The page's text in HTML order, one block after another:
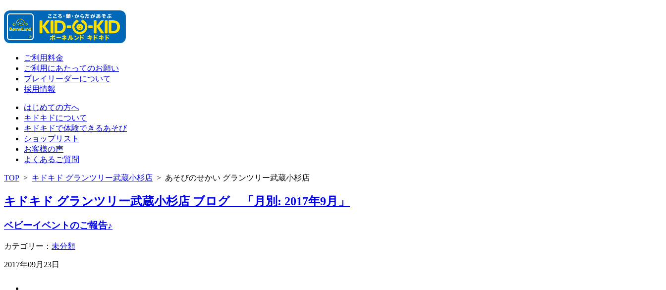
ご利用料金
ご利用にあたってのお願い
プレイリーダーについて
採用情報
はじめての方へ
キドキドについて
キドキドで体験できるあそび
ショップリスト
お客様の声
よくあるご質問
TOP > キドキド グランツリー武蔵小杉店 > あそびのせかい グランツリー武蔵小杉店
キドキド グランツリー武蔵小杉店 ブログ 「月別: 2017年9月」
ベビーイベントのご報告♪
カテゴリー： 未分類
2017年09月23日